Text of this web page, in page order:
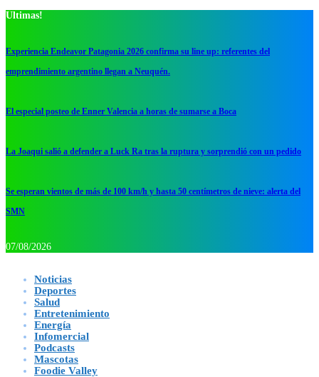
Ultimas!
Experiencia Endeavor Patagonia 2026 confirma su line up: referentes del
emprendimiento argentino llegan a Neuquén.
El especial posteo de Enner Valencia a horas de sumarse a Boca
La Joaqui salió a defender a Luck Ra tras la ruptura y sorprendió con un pedido
Se esperan vientos de más de 100 km/h y hasta 50 centímetros de nieve: alerta del
SMN
07/08/2026
Noticias
Deportes
Salud
Entretenimiento
Energía
Infomercial
Podcasts
Mascotas
Foodie Valley